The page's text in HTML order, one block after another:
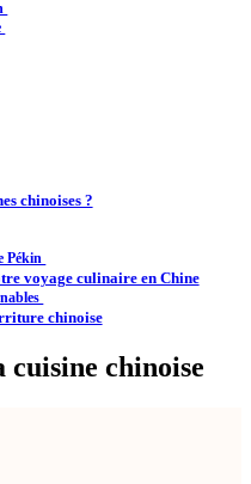
chinoises ?
Pékin
voyage culinaire en Chine
chinoise
cuisine chinoise